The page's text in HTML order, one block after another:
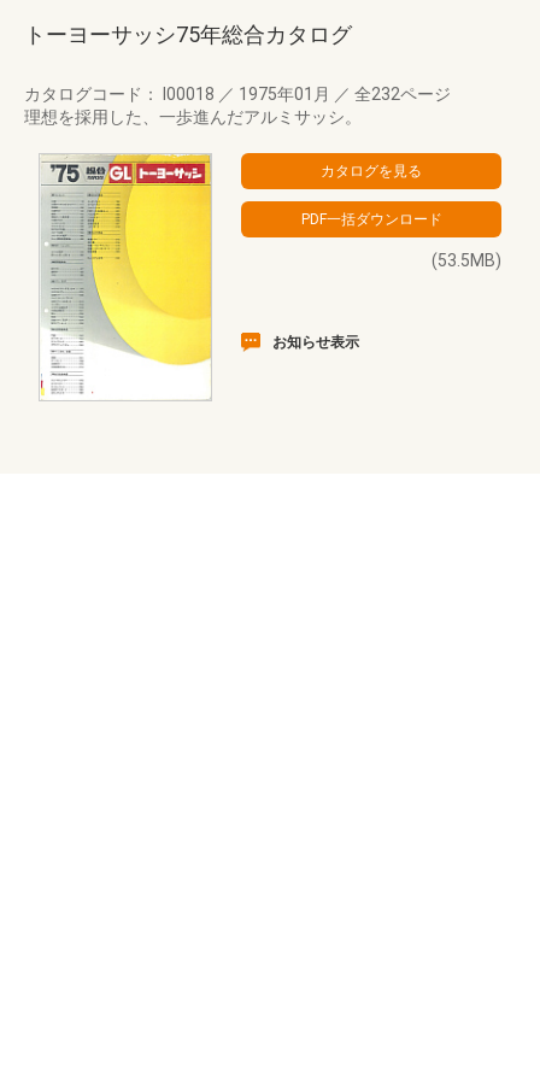
トーヨーサッシ75年総合カタログ
カタログコード： I00018 ／ 1975年01月 ／ 全232ページ
理想を採用した、一歩進んだアルミサッシ。
(53.5MB)
お知らせ表示